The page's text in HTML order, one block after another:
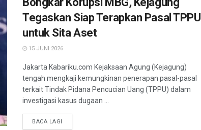
Tegaskan Siap Terapkan Pasal TPPU
untuk Sita Aset
15 JUNI 2026
Jakarta Kabariku.com Kejaksaan Agung (Kejagung)
tengah mengkaji kemungkinan penerapan pasal-pasal
terkait Tindak Pidana Pencucian Uang (TPPU) dalam
investigasi kasus dugaan ...
BACA LAGI